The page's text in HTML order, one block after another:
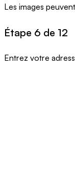
Les images
Étape 6 de 12
Entrez votre